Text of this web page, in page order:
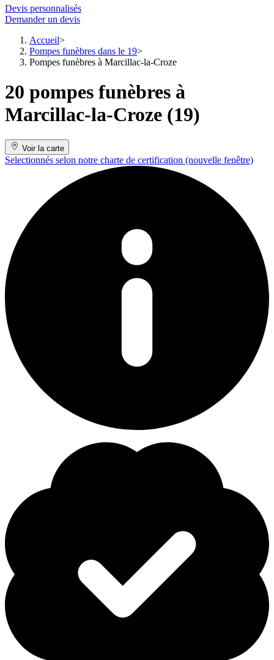
Devis personnalisés
Demander un devis
Accueil
Pompes funèbres dans le 19
Pompes funèbres à Marcillac-la-Croze
20 pompes funèbres à
Marcillac-la-Croze (19)
Voir la carte
Selectionnés selon notre charte de certification (nouvelle fenêtre)